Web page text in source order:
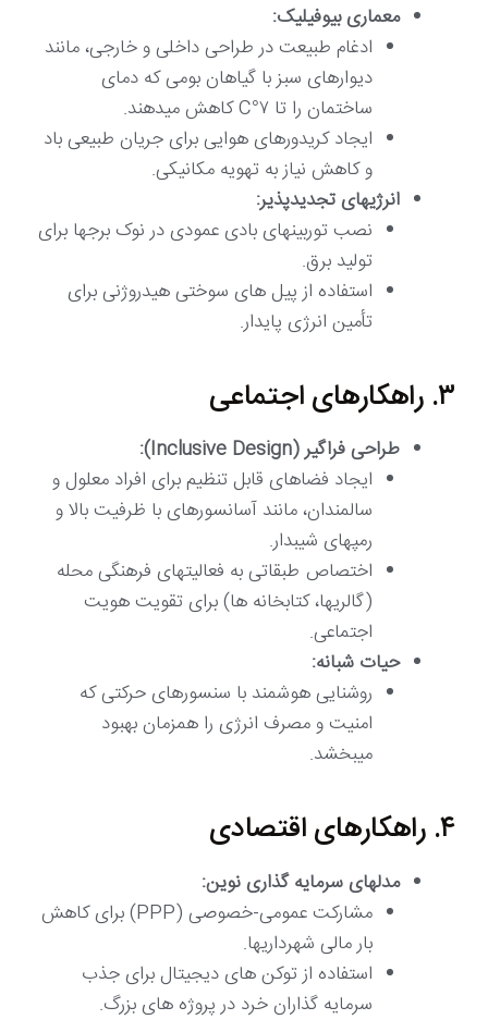
معماری بیوفیلیک:
ادغام طبیعت در طراحی داخلی و خارجی، مانند
دیوارهای سبز با گیاهان بومی که دمای
ساختمان را تا ۷°C کاهش میدهند.
ایجاد کریدورهای هوایی برای جریان طبیعی باد
و کاهش نیاز به تهویه مکانیکی.
انرژیهای تجدیدپذیر:
نصب توربینهای بادی عمودی در نوک برجها برای
تولید برق.
استفاده از پیل های سوختی هیدروژنی برای
تأمین انرژی پایدار.
۳. راهکارهای اجتماعی
طراحی فراگیر (Inclusive Design):
ایجاد فضاهای قابل تنظیم برای افراد معلول و
سالمندان، مانند آسانسورهای با ظرفیت بالا و
رمپهای شیبدار.
اختصاص طبقاتی به فعالیتهای فرهنگی محله
(گالریها، کتابخانه ها) برای تقویت هویت
اجتماعی.
حیات شبانه:
روشنایی هوشمند با سنسورهای حرکتی که
امنیت و مصرف انرژی را همزمان بهبود
میبخشد.
۴. راهکارهای اقتصادی
مدلهای سرمایه گذاری نوین:
مشارکت عمومی-خصوصی (PPP) برای کاهش
بار مالی شهرداریها.
استفاده از توکن های دیجیتال برای جذب
سرمایه گذاران خرد در پروژه های بزرگ.